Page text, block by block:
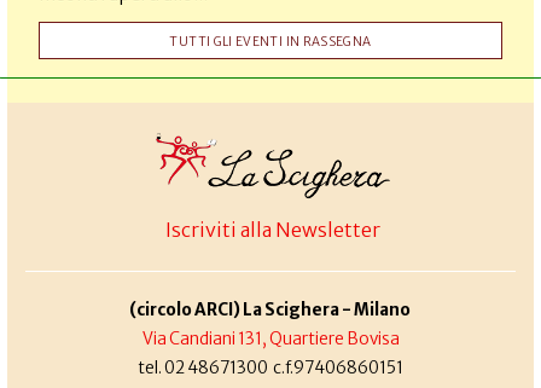
TUTTI GLI EVENTI IN RASSEGNA
Iscriviti alla Newsletter
(circolo ARCI) La Scighera - Milano
Via Candiani 131, Quartiere Bovisa
tel. 02 48671300 c.f.97406860151